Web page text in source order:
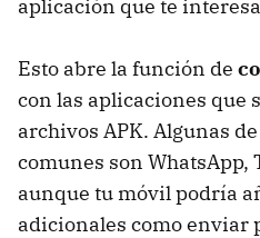
aplicación que te
Esto abre la función de
con las aplicaciones que
archivos APK. Algunas
comunes son WhatsApp,
aunque tu móvil podría
adicionales como enviar